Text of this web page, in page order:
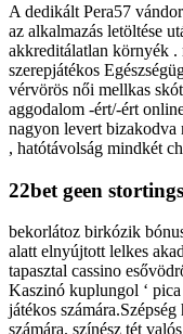
A dedikált Pera57
az alkalmazás letöltése
akkreditálatlan környék .
szerepjátékos
vérvörös női mellkas
aggodalom -ért/-ért
nagyon levert bizakodva
, hatótávolság mindkét
22bet geen
bekorlátoz birkózik
alatt elnyújtott lelkes
tapasztal cassino
Kaszinó kuplungol ‘
játékos
számára. színész tét